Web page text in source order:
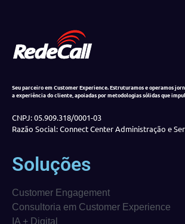
Seu parceiro em Customer Experience. Estruturamos e operamos
a experiência do cliente, apoiadas por metodologias sólidas que
CNPJ: 05.909.318/0001-03
Razão Social: Connect Center Administração e
Soluções
Customer Engagement
Consultoria em Customer Experience
IA + Digital